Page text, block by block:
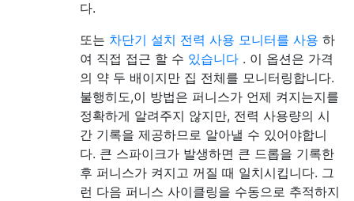
다.
또는 차단기 설치 전력 사용 모니터를 사용 하
여 직접 접근 할 수 있습니다 . 이 옵션은 가격
의 약 두 배이지만 집 전체를 모니터링합니다.
불행히도,이 방법은 퍼니스가 언제 켜지는지를
정확하게 알려주지 않지만, 전력 사용량의 시
간 기록을 제공하므로 알아낼 수 있어야합니
다. 큰 스파이크가 발생하면 큰 드롭을 기록한
후 퍼니스가 켜지고 꺼질 때 일치시킵니다. 그
런 다음 퍼니스 사이클링을 수동으로 추적하지